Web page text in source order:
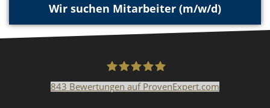
Wir suchen Mitarbeiter (m/w/d)
843 Bewertungen auf ProvenExpert.com